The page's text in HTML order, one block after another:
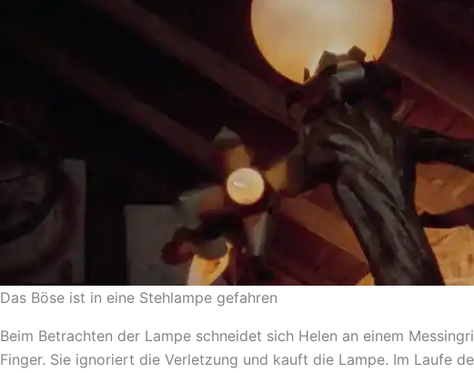
Das Böse ist in eine Stehlampe gefahren
Beim Betrachten der Lampe schneidet sich Helen an einem
Finger. Sie ignoriert die Verletzung und kauft die Lampe. Im Laufe